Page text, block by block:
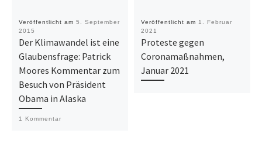
Veröffentlicht am 5. September
2015
Der Klimawandel ist eine
Glaubensfrage: Patrick
Moores Kommentar zum
Besuch von Präsident
Obama in Alaska
1 Kommentar
Veröffentlicht am 1. Februar
2021
Proteste gegen
Coronamaßnahmen,
Januar 2021